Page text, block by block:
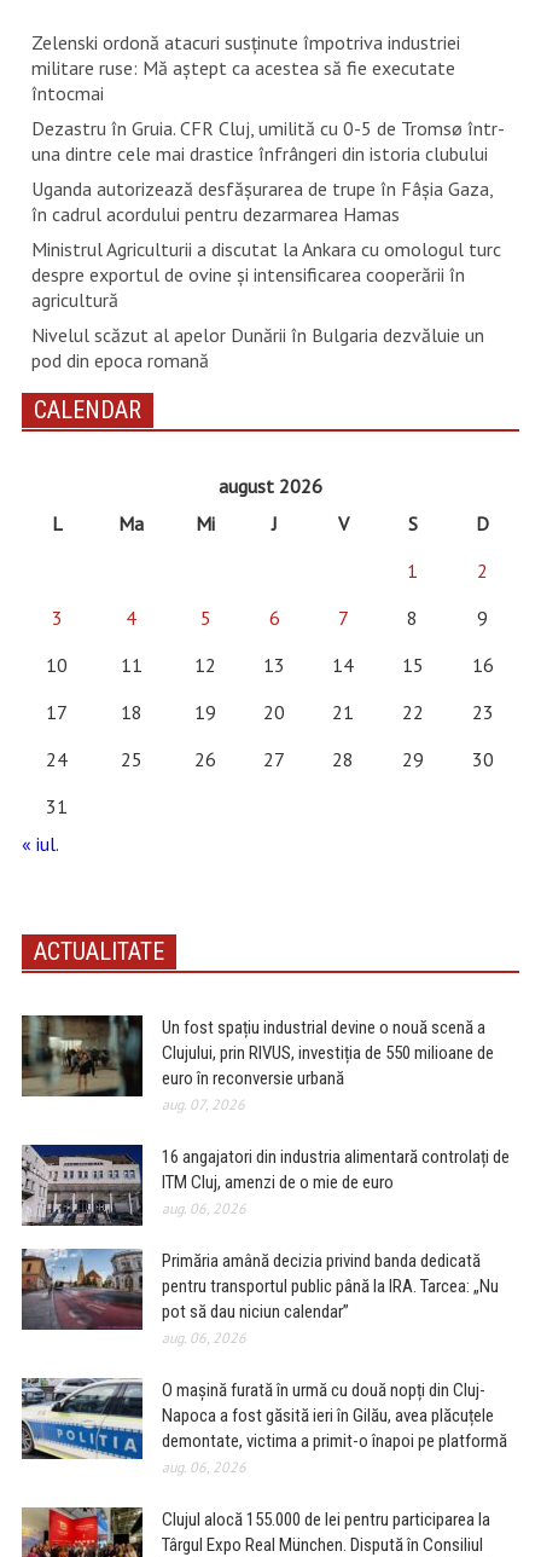
Zelenski ordonă atacuri susţinute împotriva industriei
militare ruse: Mă aştept ca acestea să fie executate
întocmai
Dezastru în Gruia. CFR Cluj, umilită cu 0-5 de Tromsø într-
una dintre cele mai drastice înfrângeri din istoria clubului
Uganda autorizează desfăşurarea de trupe în Fâşia Gaza,
în cadrul acordului pentru dezarmarea Hamas
Ministrul Agriculturii a discutat la Ankara cu omologul turc
despre exportul de ovine și intensificarea cooperării în
agricultură
Nivelul scăzut al apelor Dunării în Bulgaria dezvăluie un
pod din epoca romană
CALENDAR
august 2026
L
Ma Mi J V S
D
1
2
3
4 5 6 7 8
9
10
11 12 13 14 15
16
17
18 19 20 21 22
23
24
25 26 27 28 29
30
31
« iul.
ACTUALITATE
Un fost spațiu industrial devine o nouă scenă a
Clujului, prin RIVUS, investiția de 550 milioane de
euro în reconversie urbană
aug. 07, 2026
16 angajatori din industria alimentară controlați de
ITM Cluj, amenzi de o mie de euro
aug. 06, 2026
Primăria amână decizia privind banda dedicată
pentru transportul public până la IRA. Tarcea: „Nu
pot să dau niciun calendar”
aug. 06, 2026
O mașină furată în urmă cu două nopți din Cluj-
Napoca a fost găsită ieri în Gilău, avea plăcuțele
demontate, victima a primit-o înapoi pe platformă
aug. 06, 2026
Clujul alocă 155.000 de lei pentru participarea la
Târgul Expo Real München. Dispută în Consiliul